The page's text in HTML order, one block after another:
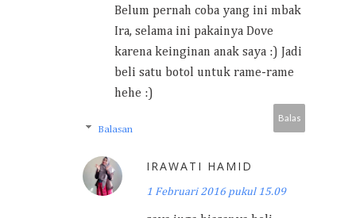
Belum pernah coba yang ini mbak
Ira, selama ini pakainya Dove
karena keinginan anak saya :) Jadi
beli satu botol untuk rame-rame
hehe :)
Balas
Balasan
IRAWATI HAMID
1 Februari 2016 pukul 15.09